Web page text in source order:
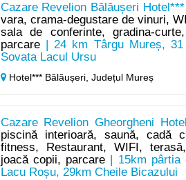
Cazare Revelion Bălăușeri Hotel***
vara, crama-degustare de vinuri,
sala de conferinte, gradina-
parcare| 24 km Târgu Mureș, 31
Sovata Lacul Ursu
Hotel*** Bălăușeri, Județul Mureș
Cazare Revelion Gheorgheni
piscină interioară, saună, cadă
fitness, Restaurant, WIFI,
joacă copii, parcare | 15km pârtia
Lacu Roșu, 29km Cheile Bicazului